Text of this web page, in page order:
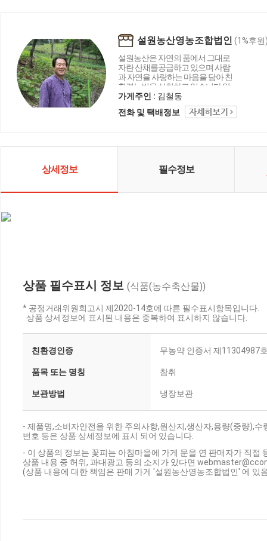
설원농산영농조합법인 (1%후원
설원농산은 자연의 품에서 그대로
자란 산채를공급하고 있으며 사람
과 자연을 사랑하는 마음을 담아 친
환경농법을 실천하고 있습니다 앞
으로도 설원농산영농조합법인은 토
종산채 지킴이로서 꽃마주민님들의
건강을 책임지는 농장이 되겠습니
가게주인 : 김철동
전화 및 택배정보
상세정보 필수정보
상품 필수표시 정보 (식품(농수축산물))
* 공정거래위원회고시 제2020-14호에 따른 필수표시항목입니다.
상품 상세정보에 표시된 내용은 중복하여 표시하지 않습니다.
친환경인증 무농약 인증서 제11304987
품목 또는 명칭 참취
보관방법 냉장보관
- 제품명,소비자안전을 위한 주의사항,원산지,생산자,용량(중량),
번호 등은 상품 상세정보에 표시 되어 있습니다.
- 이 상품의 정보는 꽃피는 아침마을에 가게 문을 연 판매자가 직접
상품 내용 중 허위, 과대광고 등의 소지가 있다면
(상품 내용에 대한 책임은 판매 가게 '설원농산영농조합법인' 에 있